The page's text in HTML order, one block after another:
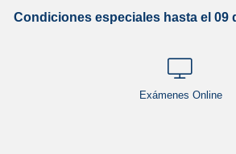
Condiciones especiales hasta el 09
Exámenes Online